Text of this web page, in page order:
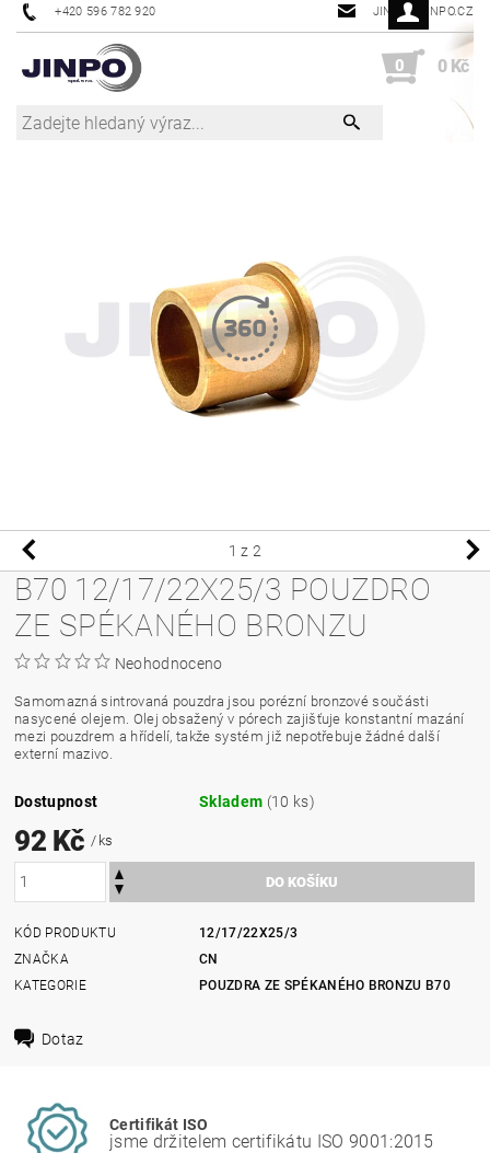
+420 596 782 920 JINPO@JINPO.CZ
0 0 Kč
1 z 2
B70 12/17/22X25/3 POUZDRO
ZE SPÉKANÉHO BRONZU
Neohodnoceno
Samomazná sintrovaná pouzdra jsou porézní bronzové součásti
nasycené olejem. Olej obsažený v pórech zajišťuje konstantní mazání
mezi pouzdrem a hřídelí, takže systém již nepotřebuje žádné další
externí mazivo.
Dostupnost Skladem (10 ks)
92 Kč/ ks
KÓD PRODUKTU
12/17/22X25/3
ZNAČKA
CN
KATEGORIE
POUZDRA ZE SPÉKANÉHO BRONZU B70
Dotaz
Certifikát ISO
jsme držitelem certifikátu ISO 9001:2015